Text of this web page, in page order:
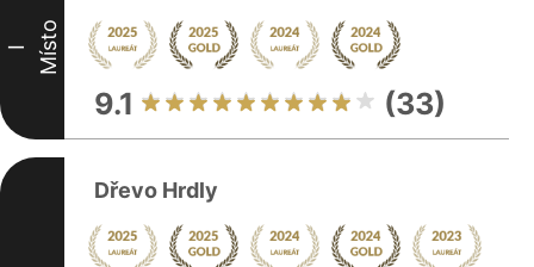
I Místo
9.1 (33)
Dřevo Hrdly